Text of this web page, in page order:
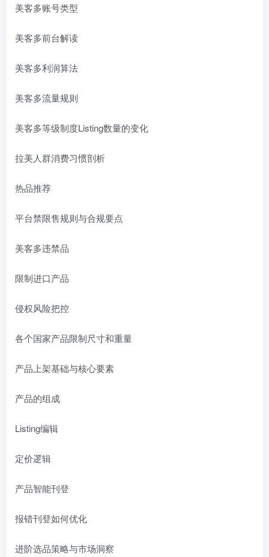
美客多账号类型
美客多前台解读
美客多利润算法
美客多流量规则
美客多等级制度Listing数量的变化
拉美人群消费习惯剖析
热品推荐
平台禁限售规则与合规要点
美客多违禁品
限制进口产品
侵权风险把控
各个国家产品限制尺寸和重量
产品上架基础与核心要素
产品的组成
Listing编辑
定价逻辑
产品智能刊登
报错刊登如何优化
进阶选品策略与市场洞察